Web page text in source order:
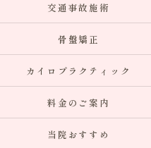
交通事故施術
骨盤矯正
カイロプラクティック
料金のご案内
当院おすすめ